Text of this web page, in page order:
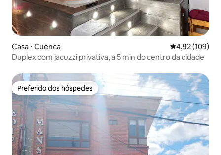
Casa ⋅ Cuenca 4,92 de uma
4,92 (109)
Duplex com jacuzzi privativa, a 5 min do centro da cidade
Preferido dos hóspedes
Preferido dos hóspedes